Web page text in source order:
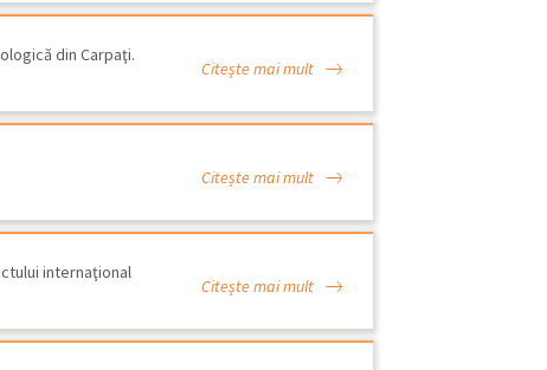
de Evaluare Adecvată -
din Carpaţi.
Citește mai mult
Citește mai mult
internaţional
Citește mai mult